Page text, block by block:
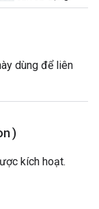
dùng để liên
kích hoạt.